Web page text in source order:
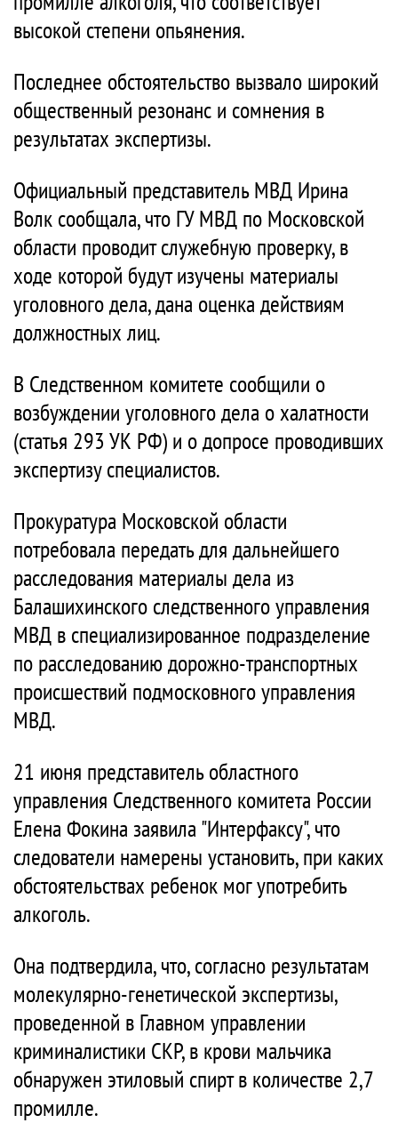
высокой степени опьянения.
Последнее обстоятельство вызвало широкий
общественный резонанс и сомнения в
результатах экспертизы.
Официальный представитель МВД Ирина
Волк сообщала, что ГУ МВД по Московской
области проводит служебную проверку, в
ходе которой будут изучены материалы
уголовного дела, дана оценка действиям
должностных лиц.
В Следственном комитете сообщили о
возбуждении уголовного дела о халатности
(статья 293 УК РФ) и о допросе проводивших
экспертизу специалистов.
Прокуратура Московской области
потребовала передать для дальнейшего
расследования материалы дела из
Балашихинского следственного управления
МВД в специализированное подразделение
по расследованию дорожно-транспортных
происшествий подмосковного управления
МВД.
21 июня представитель областного
управления Следственного комитета России
Елена Фокина заявила "Интерфаксу", что
следователи намерены установить, при каких
обстоятельствах ребенок мог употребить
алкоголь.
Она подтвердила, что, согласно результатам
молекулярно-генетической экспертизы,
проведенной в Главном управлении
криминалистики СКР, в крови мальчика
обнаружен этиловый спирт в количестве 2,7
промилле.